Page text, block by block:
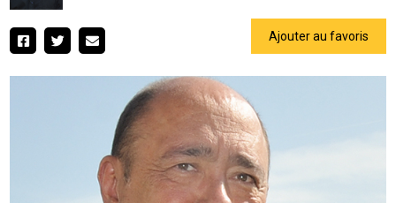
Ajouter au favoris